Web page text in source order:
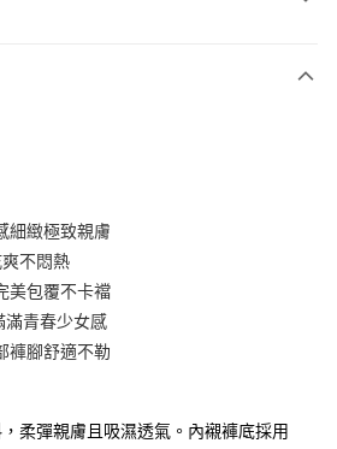
品之後才付款」的支付方式。 讓您購物簡單
細緻極致親膚
不悶熱
美包覆不卡襠
滿青春少女感
褲腳舒適不勒
柔彈親膚且吸濕透氣。內襯褲底採用